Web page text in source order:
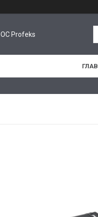
OC Profeks